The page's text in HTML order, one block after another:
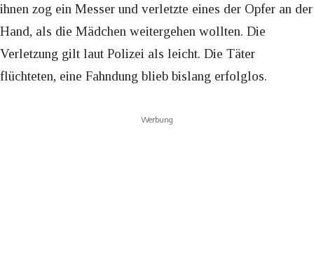
ihnen zog ein Messer und verletzte eines der Opfer an der
Hand, als die Mädchen weitergehen wollten. Die
Verletzung gilt laut Polizei als leicht. Die Täter
flüchteten, eine Fahndung blieb bislang erfolglos.
Werbung